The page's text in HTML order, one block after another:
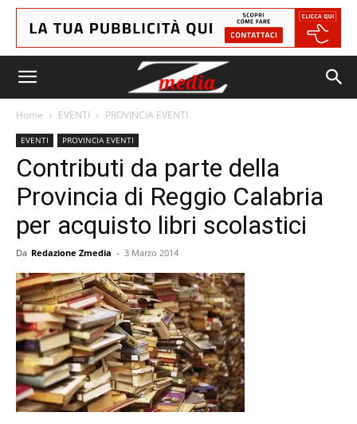
Home EVENTI PROVINCIA EVENTI
EVENTI PROVINCIA EVENTI
Contributi da parte della
Provincia di Reggio Calabria
per acquisto libri scolastici
Da Redazione Zmedia - 3 Marzo 2014